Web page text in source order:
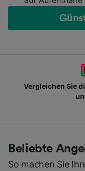
die Preise von
und Busunternehmen
Beliebte
So machen Sie